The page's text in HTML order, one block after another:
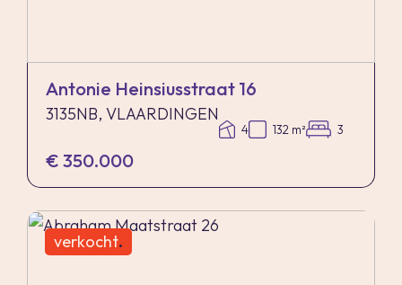
Antonie Heinsiusstraat 16
3135NB, VLAARDINGEN
4 132 m² 3
€ 350.000
verkocht.